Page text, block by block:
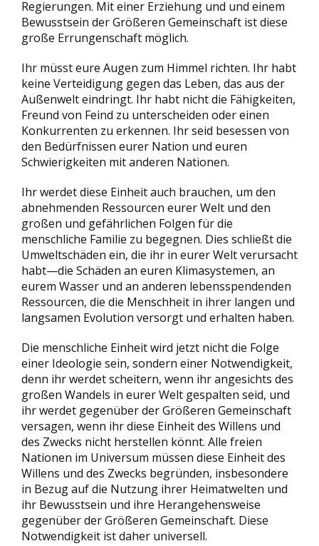
Regierungen. Mit einer Erziehung und und einem
Bewusstsein der Größeren Gemeinschaft ist diese
große Errungenschaft möglich.
Ihr müsst eure Augen zum Himmel richten. Ihr habt
keine Verteidigung gegen das Leben, das aus der
Außenwelt eindringt. Ihr habt nicht die Fähigkeiten,
Freund von Feind zu unterscheiden oder einen
Konkurrenten zu erkennen. Ihr seid besessen von
den Bedürfnissen eurer Nation und euren
Schwierigkeiten mit anderen Nationen.
Ihr werdet diese Einheit auch brauchen, um den
abnehmenden Ressourcen eurer Welt und den
großen und gefährlichen Folgen für die
menschliche Familie zu begegnen. Dies schließt die
Umweltschäden ein, die ihr in eurer Welt verursacht
habt—die Schäden an euren Klimasystemen, an
eurem Wasser und an anderen lebensspendenden
Ressourcen, die die Menschheit in ihrer langen und
langsamen Evolution versorgt und erhalten haben.
Die menschliche Einheit wird jetzt nicht die Folge
einer Ideologie sein, sondern einer Notwendigkeit,
denn ihr werdet scheitern, wenn ihr angesichts des
großen Wandels in eurer Welt gespalten seid, und
ihr werdet gegenüber der Größeren Gemeinschaft
versagen, wenn ihr diese Einheit des Willens und
des Zwecks nicht herstellen könnt. Alle freien
Nationen im Universum müssen diese Einheit des
Willens und des Zwecks begründen, insbesondere
in Bezug auf die Nutzung ihrer Heimatwelten und
ihr Bewusstsein und ihre Herangehensweise
gegenüber der Größeren Gemeinschaft. Diese
Notwendigkeit ist daher universell.